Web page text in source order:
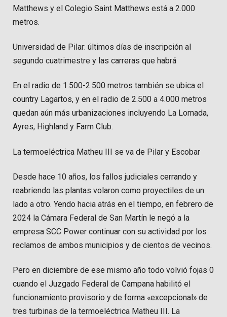
Matthews y el Colegio Saint Matthews está a 2.000
metros.
Universidad de Pilar: últimos días de inscripción al
segundo cuatrimestre y las carreras que habrá
En el radio de 1.500-2.500 metros también se ubica el
country Lagartos, y en el radio de 2.500 a 4.000 metros
quedan aún más urbanizaciones incluyendo La Lomada,
Ayres, Highland y Farm Club.
La termoeléctrica Matheu III se va de Pilar y Escobar
Desde hace 10 años, los fallos judiciales cerrando y
reabriendo las plantas volaron como proyectiles de un
lado a otro. Yendo hacia atrás en el tiempo, en febrero de
2024 la Cámara Federal de San Martín le negó a la
empresa SCC Power continuar con su actividad por los
reclamos de ambos municipios y de cientos de vecinos.
Pero en diciembre de ese mismo año todo volvió fojas 0
cuando el Juzgado Federal de Campana habilitó el
funcionamiento provisorio y de forma «excepcional» de
tres turbinas de la termoeléctrica Matheu III. La